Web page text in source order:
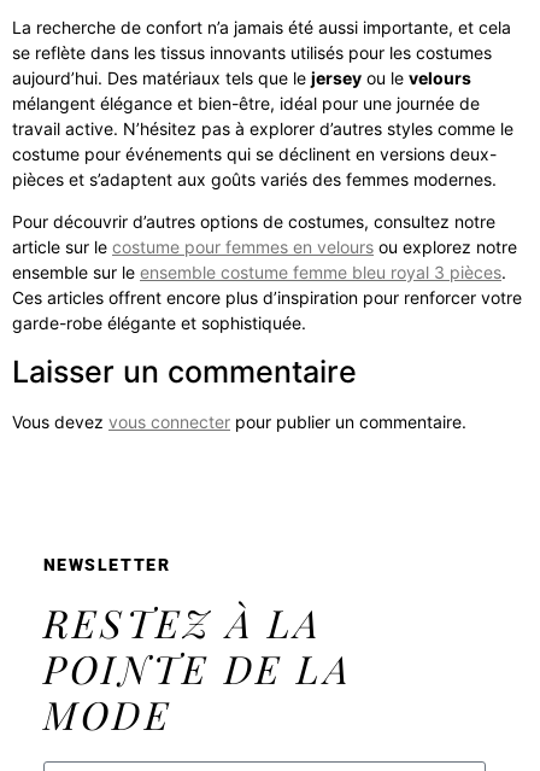
La recherche de confort n’a jamais été aussi importante, et cela
se reflète dans les tissus innovants utilisés pour les costumes
aujourd’hui. Des matériaux tels que le jersey ou le velours
mélangent élégance et bien-être, idéal pour une journée de
travail active. N’hésitez pas à explorer d’autres styles comme le
costume pour événements qui se déclinent en versions deux-
pièces et s’adaptent aux goûts variés des femmes modernes.
Pour découvrir d’autres options de costumes, consultez notre
article sur le costume pour femmes en velours ou explorez notre
ensemble sur le ensemble costume femme bleu royal 3 pièces.
Ces articles offrent encore plus d’inspiration pour renforcer votre
garde-robe élégante et sophistiquée.
Laisser un commentaire
Vous devez vous connecter pour publier un commentaire.
NEWSLETTER
RESTEZ À LA
POINTE DE LA
MODE